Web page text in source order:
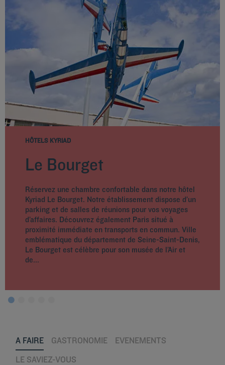
HÔTELS KYRIAD
Le Bourget
Réservez une chambre confortable dans notre hôtel
Kyriad Le Bourget. Notre établissement dispose d’un
parking et de salles de réunions pour vos voyages
d’affaires. Découvrez également Paris situé à
proximité immédiate en transports en commun. Ville
emblématique du département de Seine-Saint-Denis,
Le Bourget est célèbre pour son musée de l’Air et
de...
A FAIRE GASTRONOMIE
EVENEMENTS
LE SAVIEZ-VOUS